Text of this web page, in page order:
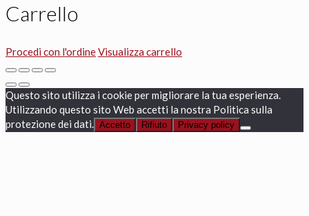
Carrello
Procedi con l'ordineVisualizza carrello
Questo sito utilizza i cookie per migliorare la tua esperienza.
Utilizzando questo sito Web accetti la nostra Politica sulla
protezione dei dati. Accetto Rifiuto Privacy policy